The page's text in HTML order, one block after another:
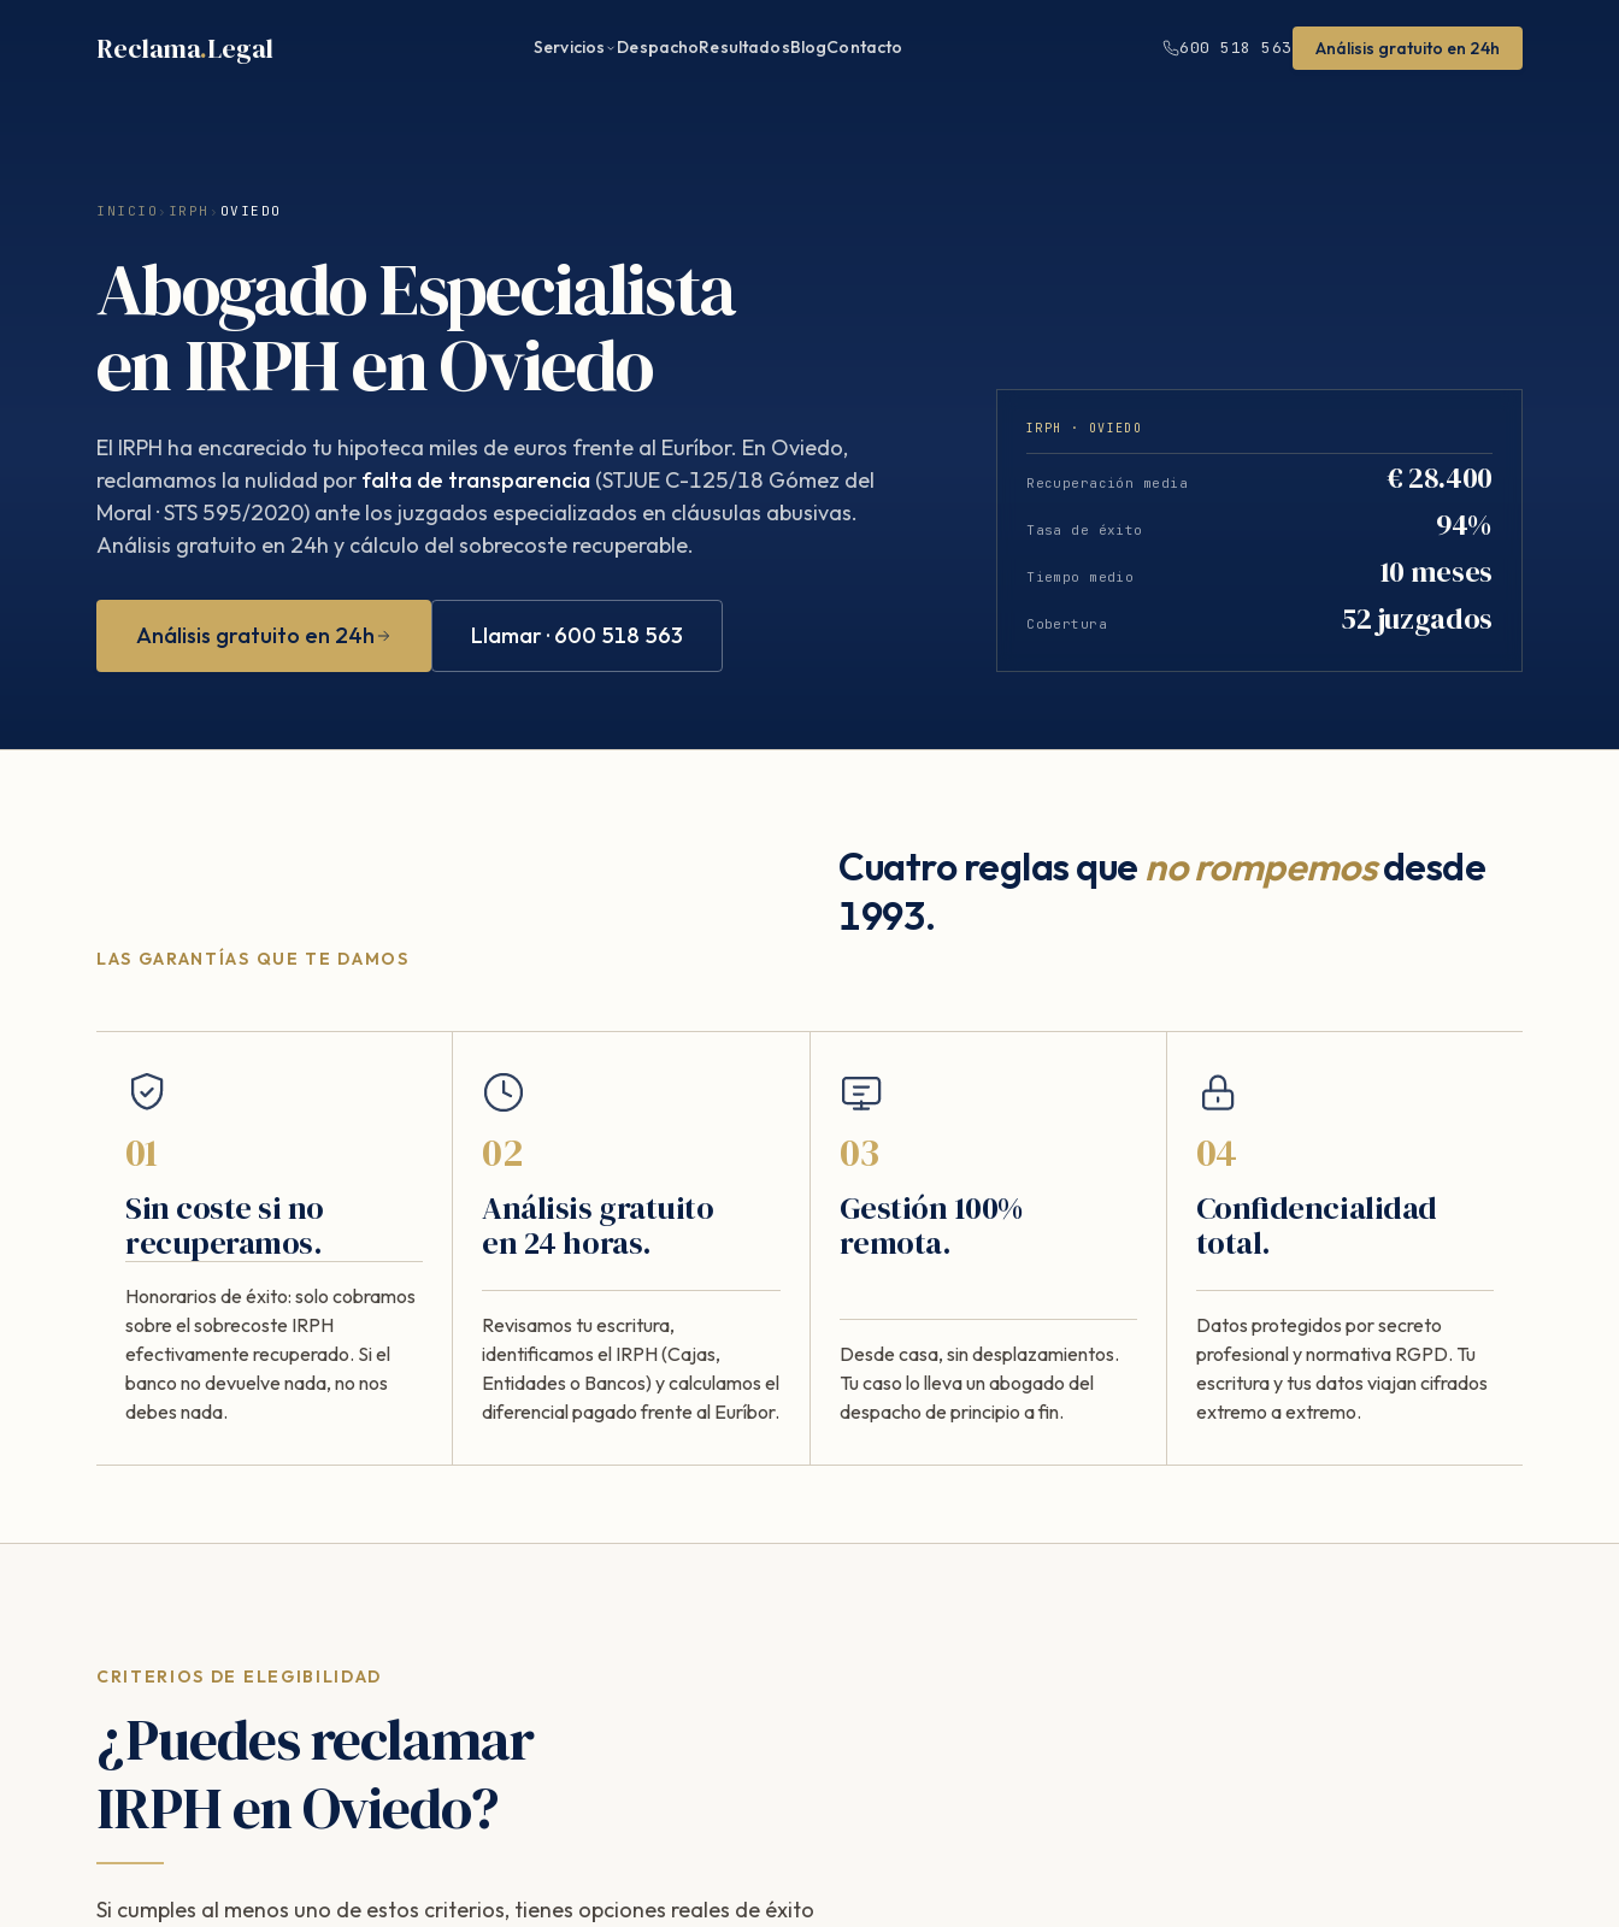
Reclama.Legal Servicios DespachoResultadosBlogContacto 600 518 563 Análisis gratuito en 24h
INICIO › IRPH › OVIEDO
Abogado Especialista
en IRPH en Oviedo
El IRPH ha encarecido tu hipoteca miles de euros frente al Euríbor. En Oviedo,
reclamamos la nulidad por falta de transparencia (STJUE C-125/18 Gómez del
Moral · STS 595/2020) ante los juzgados especializados en cláusulas abusivas.
Análisis gratuito en 24h y cálculo del sobrecoste recuperable.
Análisis gratuito en 24h Llamar · 600 518 563
IRPH · OVIEDO
Recuperación media € 28.400
Tasa de éxito 94%
Tiempo medio 10 meses
Cobertura 52 juzgados
LAS GARANTÍAS QUE TE DAMOS
Cuatro reglas que no rompemosdesde
1993.
01
Sin coste si no
recuperamos.
Honorarios de éxito: solo cobramos
sobre el sobrecoste IRPH
efectivamente recuperado. Si el
banco no devuelve nada, no nos
debes nada.
02
Análisis gratuito
en 24 horas.
Revisamos tu escritura,
identificamos el IRPH (Cajas,
Entidades o Bancos) y calculamos el
diferencial pagado frente al Euríbor.
03
Gestión 100%
remota.
Desde casa, sin desplazamientos.
Tu caso lo lleva un abogado del
despacho de principio a fin.
04
Confidencialidad
total.
Datos protegidos por secreto
profesional y normativa RGPD. Tu
escritura y tus datos viajan cifrados
extremo a extremo.
CRITERIOS DE ELEGIBILIDAD
¿Puedes reclamar
IRPH en Oviedo?
Si cumples al menos uno de estos criterios, tienes opciones reales de éxito